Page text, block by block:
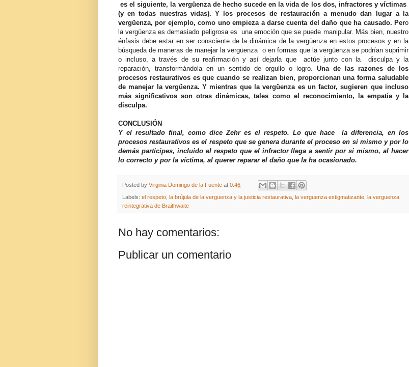
es el siguiente, la vergüenza de hecho sucede en la vida de los dos, infractores y víctimas
(y en todas nuestras vidas). Y los procesos de restauración a menudo dan lugar a la
vergüenza, por ejemplo, como uno empieza a darse cuenta del daño que ha causado. Pero
la vergüenza es demasiado peligrosa es una emoción que se puede manipular. Más bien, nuestro
énfasis debe estar en ser consciente de la dinámica de la vergüenza en estos procesos y en la
búsqueda de maneras de manejar la vergüenza o en formas que la vergüenza se podrían suprimir
o incluso, a través de su reafirmación y así dejarla que actúe junto con la disculpa y la
reparación, transformándola en un sentido de orgullo o logro. Una de las razones de los
procesos restaurativos es que cuando se realizan bien, proporcionan una forma saludable
de manejar la vergüenza. Y mientras que la vergüenza es un factor, sugieren que incluso
más significativos son otras dinámicas, tales como el reconocimiento, la empatía y la
disculpa.
CONCLUSIÓN
Y el resultado final, como dice Zehr es el respeto. Lo que hace la diferencia, en los
procesos restaurativos es el respeto que se genera durante el proceso en si mismo y por lo
demás participes, incluido el respeto que el infractor llega a sentir por si mismo, al hacer
lo correcto y por la víctima, al querer reparar el daño que la ha ocasionado.
Posted by Virginia Domingo de la Fuente at 0:46
Labels: el respeto, la brújula de la verguenza y la justicia restaurativa, la verguenza estigmatizante, la verguenza
reintegrativa de Braithwaite
No hay comentarios:
Publicar un comentario